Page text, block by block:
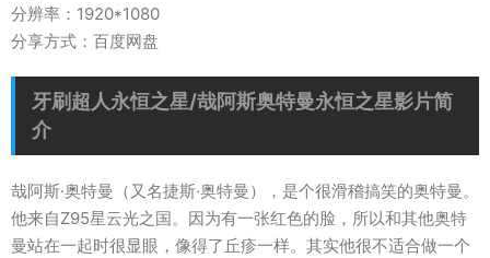
分辨率：1920*1080
分享方式：百度网盘
牙刷超人永恒之星/哉阿斯奥特曼永恒之星影片简
介
哉阿斯·奥特曼（又名捷斯·奥特曼），是个很滑稽搞笑的奥特曼。
他来自Z95星云光之国。因为有一张红色的脸，所以和其他奥特
曼站在一起时很显眼，像得了丘疹一样。其实他很不适合做一个